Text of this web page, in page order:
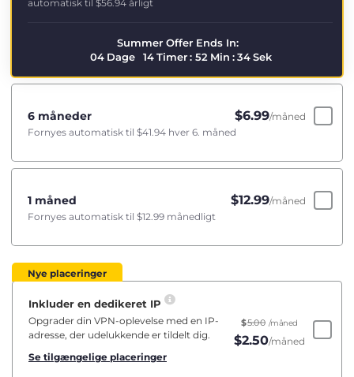
automatisk til $56.94 årligt
Summer Offer Ends In:
04 Dage 14Timer: 52 Min : 33Sek
6 måneder $6.99/måned
Fornyes automatisk til $41.94 hver 6. måned
1 måned $12.99/måned
Fornyes automatisk til $12.99 månedligt
Nye placeringer
Inkluder en dedikeret IP
Opgrader din VPN-oplevelse med en IP-
adresse, der udelukkende er tildelt dig.
Se tilgængelige placeringer
$5.00 /måned
$2.50/måned